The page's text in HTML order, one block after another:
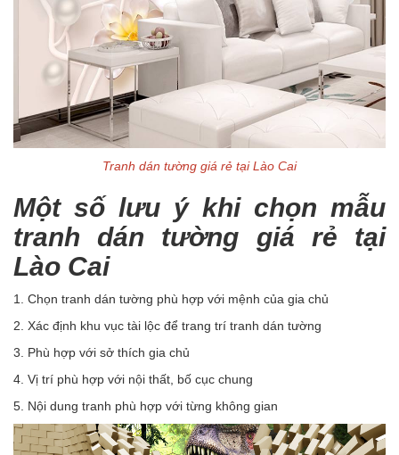
Tranh dán tường giá rẻ tại Lào Cai
Một số lưu ý khi chọn mẫu
tranh dán tường giá rẻ tại
Lào Cai
1. Chọn tranh dán tường phù hợp với mệnh của gia chủ
2. Xác định khu vục tài lộc để trang trí tranh dán tường
3. Phù hợp với sở thích gia chủ
4. Vị trí phù hợp với nội thất, bố cục chung
5. Nội dung tranh phù hợp với từng không gian